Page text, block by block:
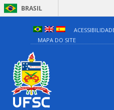
BRASIL
MAPA DO SITE